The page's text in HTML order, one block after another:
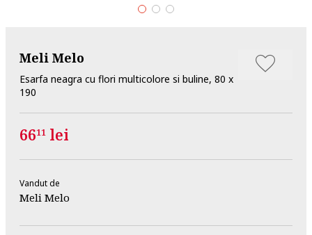
Meli Melo
Esarfa neagra cu flori multicolore si buline, 80 x
190
6611 lei
Vandut de
Meli Melo